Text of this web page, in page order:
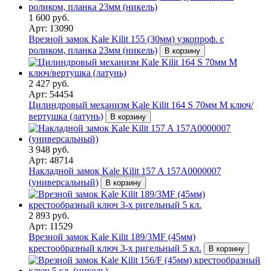
1 600 руб.
Арт: 13090
Врезной замок Kale Kilit 155 (30мм) узкопроф. с
роликом, планка 23мм (никель)
В корзину
2 427 руб.
Арт: 54454
Цилиндровый механизм Kale Kilit 164 S 70мм M ключ/
вертушка (латунь)
В корзину
3 948 руб.
Арт: 48714
Накладной замок Kale Kilit 157 A 157A0000007
(универсальный)
В корзину
2 893 руб.
Арт: 11529
Врезной замок Kale Kilit 189/3MF (45мм)
крестообразный ключ 3-х ригельный 5 кл.
В корзину